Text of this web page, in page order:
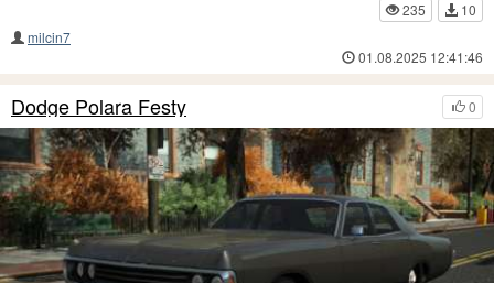
235
10
milcin7
01.08.2025 12:41:46
0
Dodge Polara Festy